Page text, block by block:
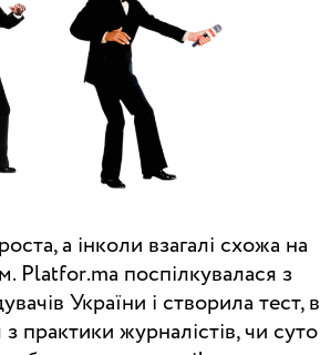
а інколи взагалі схожа на
Platfor.ma поспілкувалася з
України і створила тест, в
практики журналістів, чи суто